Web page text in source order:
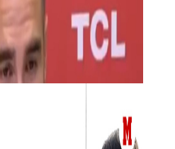
que determinar el fuera
desde el pasado
la modificacin,que
la FIFA.